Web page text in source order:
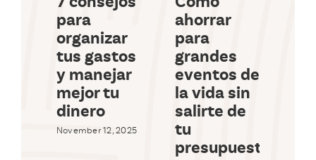
para
organizar
tus gastos
y manejar
mejor tu
dinero
November 12, 2025
ahorrar
para
grandes
eventos de
la vida sin
salirte de
tu
presupuesto